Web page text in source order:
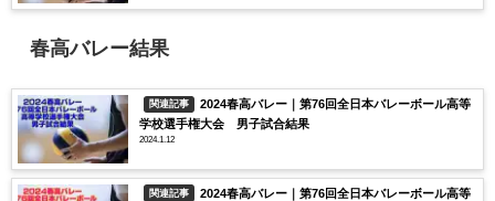
春高バレー結果
関連記事
2024春高バレー｜第76回全日本バレーボール高等
学校選手権大会 男子試合結果
2024.1.12
関連記事
2024春高バレー｜第76回全日本バレーボール高等